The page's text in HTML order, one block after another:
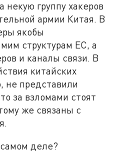
группу хакеров
армии Китая. В
якобы
структурам ЕС, а
и каналы связи. В
китайских
не представили
за взломами стоят
же связаны с
деле?